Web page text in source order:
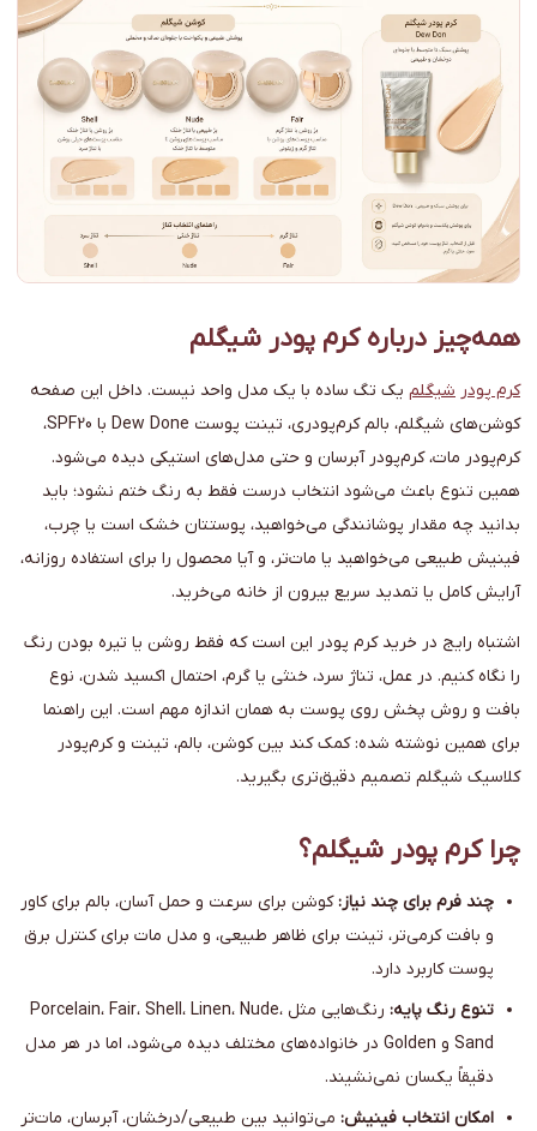
همه‌چیز درباره کرم پودر شیگلم
کرم پودر شیگلم یک تگ ساده با یک مدل واحد نیست. داخل این صفحه
کوشن‌های شیگلم، بالم کرم‌پودری، تینت پوست Dew Done با SPF20،
کرم‌پودر مات، کرم‌پودر آبرسان و حتی مدل‌های استیکی دیده می‌شود.
همین تنوع باعث می‌شود انتخاب درست فقط به رنگ ختم نشود؛ باید
بدانید چه مقدار پوشانندگی می‌خواهید، پوستتان خشک است یا چرب،
فینیش طبیعی می‌خواهید یا مات‌تر، و آیا محصول را برای استفاده روزانه،
آرایش کامل یا تمدید سریع بیرون از خانه می‌خرید.
اشتباه رایج در خرید کرم پودر این است که فقط روشن یا تیره بودن رنگ
را نگاه کنیم. در عمل، تناژ سرد، خنثی یا گرم، احتمال اکسید شدن، نوع
بافت و روش پخش روی پوست به همان اندازه مهم است. این راهنما
برای همین نوشته شده: کمک کند بین کوشن، بالم، تینت و کرم‌پودر
کلاسیک شیگلم تصمیم دقیق‌تری بگیرید.
چرا کرم پودر شیگلم؟
چند فرم برای چند نیاز:کوشن برای سرعت و حمل آسان، بالم برای کاور
و بافت کرمی‌تر، تینت برای ظاهر طبیعی، و مدل مات برای کنترل برق
پوست کاربرد دارد.
تنوع رنگ پایه:
رنگ‌هایی مثل Porcelain، Fair، Shell، Linen، Nude،
Sand و Golden در خانواده‌های مختلف دیده می‌شود، اما در هر مدل
دقیقاً یکسان نمی‌نشیند.
امکان انتخاب فینیش: می‌توانید بین طبیعی/درخشان، آبرسان، مات‌تر